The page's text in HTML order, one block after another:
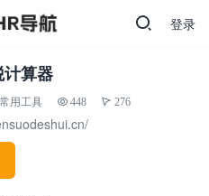
登录
算器
常用工具 448 276